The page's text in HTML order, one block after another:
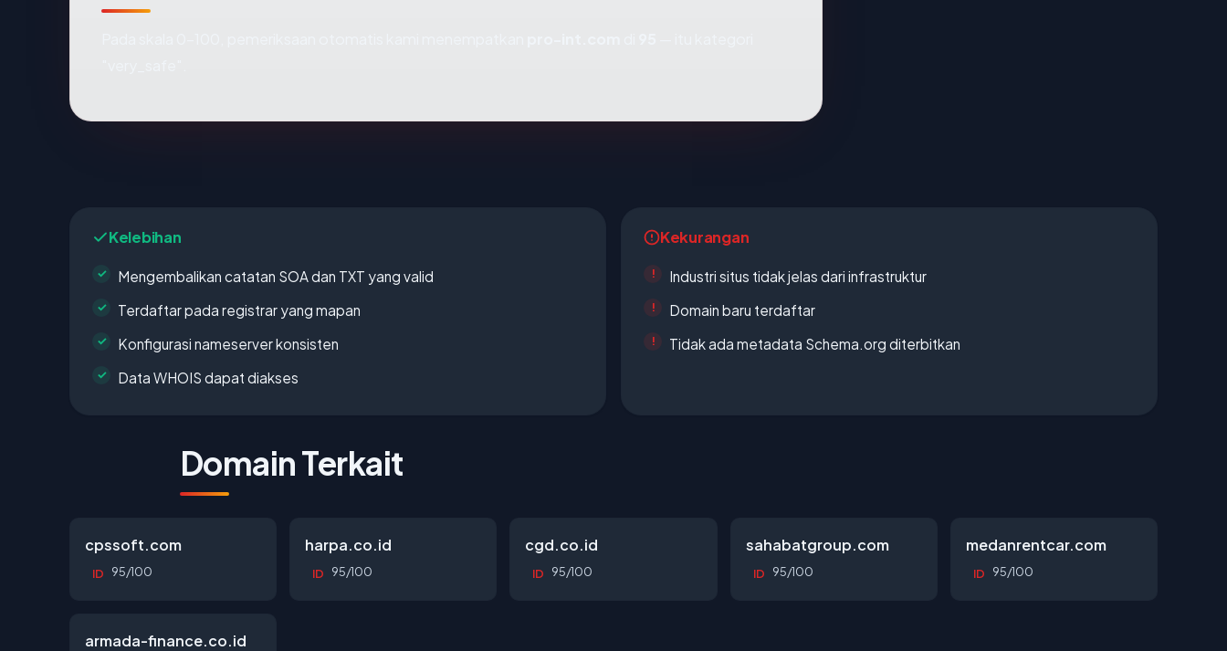
Kelebihan
Mengembalikan catatan SOA dan TXT yang valid
Terdaftar pada registrar yang mapan
Konfigurasi nameserver konsisten
Data WHOIS dapat diakses
Kekurangan
Industri situs tidak jelas dari infrastruktur
Domain baru terdaftar
Tidak ada metadata Schema.org diterbitkan
Domain Terkait
cpssoft.com
ID 95/100
harpa.co.id
ID 95/100
cgd.co.id
ID 95/100
sahabatgroup.com
ID 95/100
medanrentcar.com
ID 95/100
armada-finance.co.id